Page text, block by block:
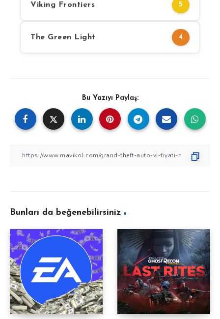
Viking Frontiers 5
The Green Light 4
Bu Yazıyı Paylaş:
Bunları da beğenebilirsiniz